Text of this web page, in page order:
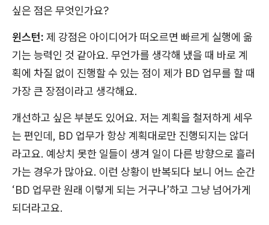
싶은 점은 무엇인가요?
윈스턴: 제 강점은 아이디어가 떠오르면 빠르게 실행에 옮
기는 능력인 것 같아요. 무언가를 생각해 냈을 때 바로 계
획에 차질 없이 진행할 수 있는 점이 제가 BD 업무를 할 때
가장 큰 장점이라고 생각해요.
개선하고 싶은 부분도 있어요. 저는 계획을 철저하게 세우
는 편인데, BD 업무가 항상 계획대로만 진행되지는 않더
라고요. 예상치 못한 일들이 생겨 일이 다른 방향으로 흘러
가는 경우가 많아요. 이런 상황이 반복되다 보니 어느 순간
‘BD 업무란 원래 이렇게 되는 거구나’하고 그냥 넘어가게
되더라고요.